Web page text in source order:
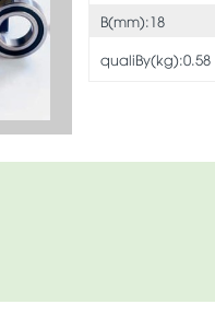
B(mm):18
qualiBy(kg):0.58